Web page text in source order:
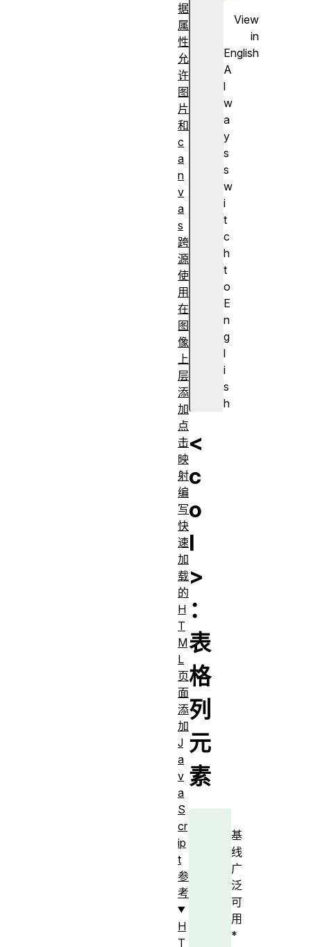
View
in
English
A
l
w
a
y
s
s
w
i
t
c
h
t
o
E
n
g
l
i
s
h
<
c
o
l
>
：
表
格
列
元
素
基
线
广
泛
可
用
*
据
属
性
允
许
图
片
和
c
a
n
v
a
s
跨
源
使
用
在
图
像
上
层
添
加
点
击
映
射
编
写
快
速
加
载
的
H
T
M
L
页
面
添
加
J
a
v
a
S
cr
ip
t
参
考
H
T